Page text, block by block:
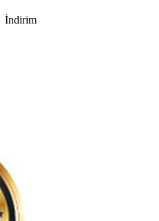
İndirim